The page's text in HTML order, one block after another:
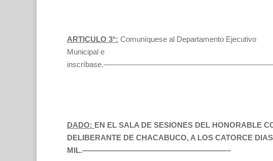
ARTICULO 3°: Comuníquese al Departamento Ejecutivo
Municipal e
DADO: EN EL SALA DE SESIONES DEL HONORABLE
DELIBERANTE DE CHACABUCO, A LOS CATORCE
MIL.———————————————————–